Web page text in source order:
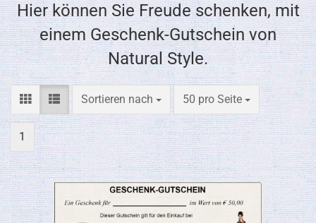
Hier können Sie Freude schenken, mit
einem Geschenk-Gutschein von
Natural Style.
Sortieren nach
Sortieren nach 50 pro Seite
pro Seite
1